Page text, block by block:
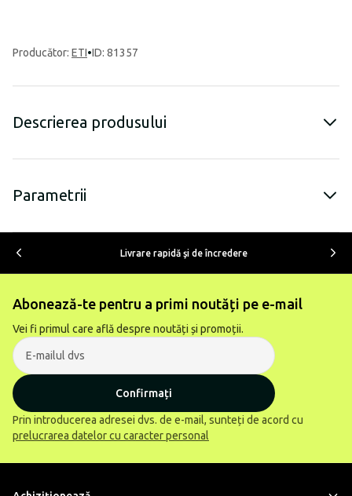
Producător: ETI•ID: 81357
Descrierea produsului
Parametrii
Livrare rapidă şi de încredere
Abonează-te pentru a primi noutăți pe e-mail
Vei fi primul care află despre noutăți și promoții.
Confirmați
Prin introducerea adresei dvs. de e-mail, sunteți de acord cu
prelucrarea datelor cu caracter personal